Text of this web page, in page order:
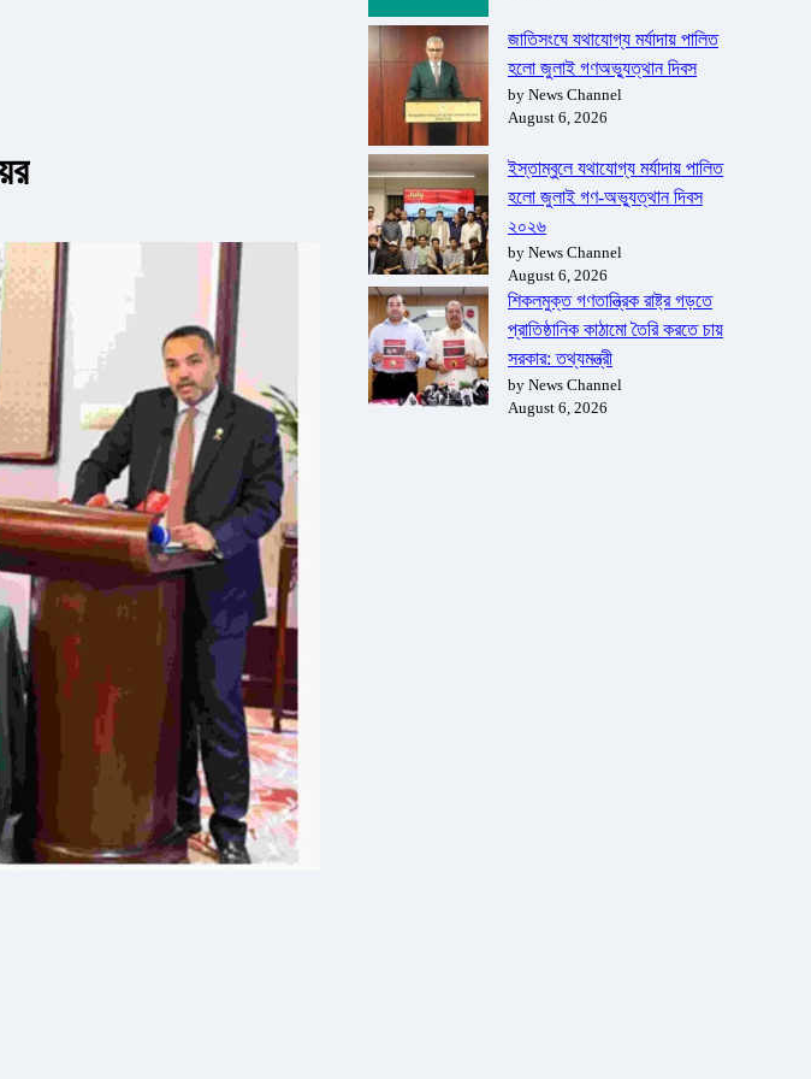
জাতিসংঘে যথাযোগ্য মর্যাদায় পালিত
হলো জুলাই গণঅভ্যুত্থান দিবস
by News Channel
August 6, 2026
ইস্তাম্বুলে যথাযোগ্য মর্যাদায় পালিত
হলো জুলাই গণ-অভ্যুত্থান দিবস
২০২৬
by News Channel
August 6, 2026
শিকলমুক্ত গণতান্ত্রিক রাষ্ট্র গড়তে
প্রাতিষ্ঠানিক কাঠামো তৈরি করতে চায়
সরকার: তথ্যমন্ত্রী
by News Channel
August 6, 2026